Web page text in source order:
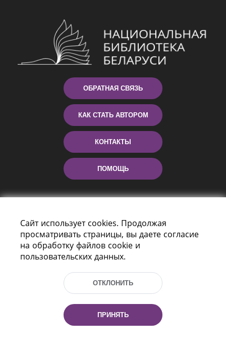
ОБРАТНАЯ СВЯЗЬ
КАК СТАТЬ АВТОРОМ
КОНТАКТЫ
ПОМОЩЬ
г. Минск, Республика Беларусь, 220114
Тел.: (+375 17) 368 37 37, Факс: (+375 17)
Эл. почта: inbox@nlb.by
Сайт использует cookies. Продолжая
просматривать страницы, вы даете согласие
на обработку файлов cookie и
пользовательских данных.
ОТКЛОНИТЬ
ПРИНЯТЬ